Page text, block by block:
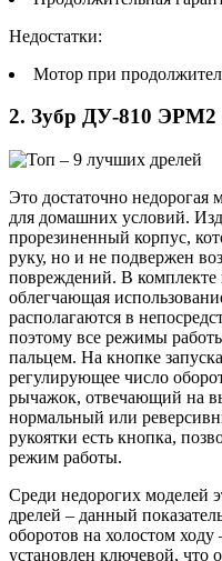
Недостатки:
Мотор при
2. Зубр ДУ-810 ЭРМ2
Это достаточно недорогая
для домашних условий.
прорезиненный корпус,
руку, но и не подвержен
повреждений. В комплекте
облегчающая
располагаются в
поэтому все режимы
пальцем. На кнопке
регулирующее число
рычажок, отвечающий на
нормальный или
рукоятки есть кнопка,
режим работы.
Среди недорогих моделей
дрелей – данный
оборотов на холостом
установлен ключевой, что